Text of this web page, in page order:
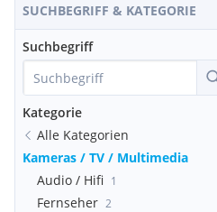
SUCHBEGRIFF & KATEGORIE
Suchbegriff
Kategorie
Alle Kategorien
Kameras / TV / Multimedia
Audio / Hifi 1
Fernseher 2